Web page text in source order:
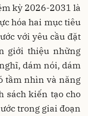
kỳ 2026-2031 là
hóa hai mục tiêu
với yêu cầu đặt
giới thiệu những
dám nói, dám
tầm nhìn và năng
sách kiến tạo cho
trong giai đoạn